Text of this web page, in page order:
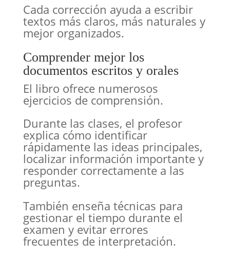
Cada corrección ayuda a escribir
textos más claros, más naturales y
mejor organizados.
Comprender mejor los
documentos escritos y orales
El libro ofrece numerosos
ejercicios de comprensión.
Durante las clases, el profesor
explica cómo identificar
rápidamente las ideas principales,
localizar información importante y
responder correctamente a las
preguntas.
También enseña técnicas para
gestionar el tiempo durante el
examen y evitar errores
frecuentes de interpretación.